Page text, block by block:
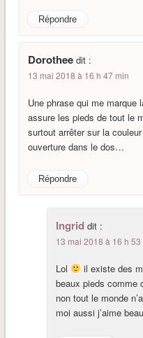
Répondre
Dorothee dit :
13 mai 2018 à 16 h 47 min
Une phrase qui me
assure les pieds de tout le
surtout arrêter sur la
ouverture dans le dos…
Répondre
Ingrid dit :
13 mai 2018 à 16 h 53
Lol
il existe des
beaux pieds comme
non tout le monde
moi aussi j’aime